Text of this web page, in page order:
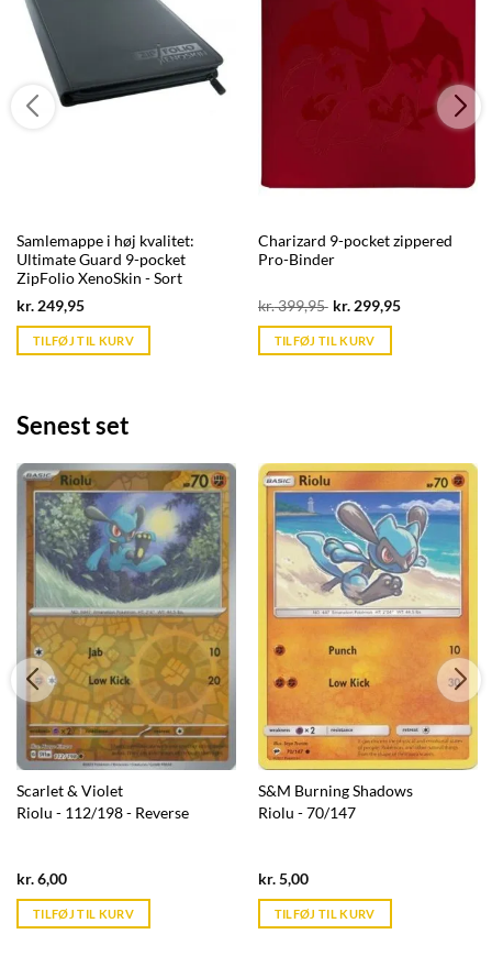
Samlemappe i høj kvalitet:
Ultimate Guard 9-pocket
ZipFolio XenoSkin - Sort
kr. 249,95Current
is:
kr. 39,95.
TILFØJ TIL KURV
Charizard 9-pocket zippered
Pro-Binder
kr.399,95 Original
was:
kr. 399,95.
kr.299,95Current
TILFØJ TIL KURV
Senest set
Scarlet & Violet
Riolu - 112/198 - Reverse
kr.6,00Current
is:
kr. 39,95.
TILFØJ TIL KURV
S&M Burning Shadows
Riolu - 70/147
kr.5,00Current
is:
kr. 39,95.
TILFØJ TIL KURV